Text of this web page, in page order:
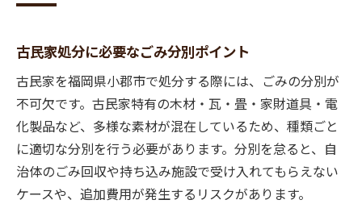
古民家処分に必要なごみ分別ポイント
古民家を福岡県小郡市で処分する際には、ごみの分別が
不可欠です。古民家特有の木材・瓦・畳・家財道具・電
化製品など、多様な素材が混在しているため、種類ごと
に適切な分別を行う必要があります。分別を怠ると、自
治体のごみ回収や持ち込み施設で受け入れてもらえない
ケースや、追加費用が発生するリスクがあります。